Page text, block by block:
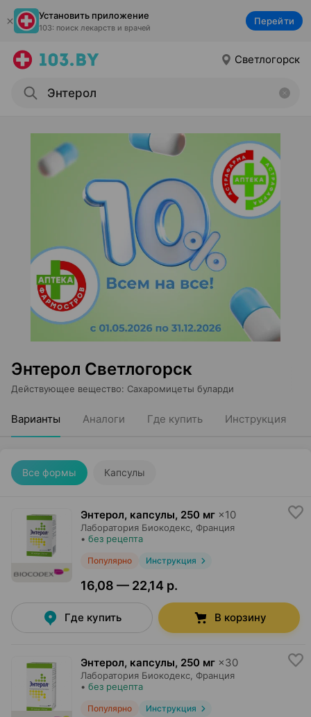
Установить приложение
103: поиск лекарств и врачей
Перейти
Светлогорск
Энтерол Светлогорск
Действующее вещество: Сахаромицеты буларди
Варианты Аналоги Где купить Инструкция
Все формы Капсулы
Энтерол, капсулы, 250 мг ×10
Лаборатория Биокодекс , Франция
• без рецепта
Популярно Инструкция
16,08 — 22,14 р.
Где купить В корзину
Энтерол, капсулы, 250 мг ×30
Лаборатория Биокодекс , Франция
• без рецепта
Популярно Инструкция